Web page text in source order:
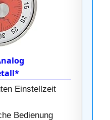
Einstellzeit
Bedienung